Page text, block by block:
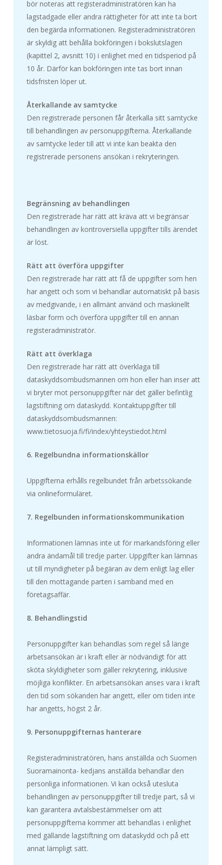
bör noteras att registeradministratören kan ha
lagstadgade eller andra rättigheter för att inte ta bort
den begärda informationen. Registeradministratören
är skyldig att behålla bokföringen i bokslutslagen
(kapittel 2, avsnitt 10) i enlighet med en tidsperiod på
10 år. Därför kan bokföringen inte tas bort innan
tidsfristen löper ut.
Återkallande av samtycke
Den registrerade personen får återkalla sitt samtycke
till behandlingen av personuppgifterna. Återkallande
av samtycke leder till att vi inte kan beakta den
registrerade personens ansökan i rekryteringen.
Begränsning av behandlingen
Den registrerade har rätt att kräva att vi begränsar
behandlingen av kontroversiella uppgifter tills ärendet
är löst.
Rätt att överföra uppgifter
Den registrerade har rätt att få de uppgifter som hen
har angett och som vi behandlar automatiskt på basis
av medgivande, i en allmänt använd och maskinellt
läsbar form och överföra uppgifter till en annan
registeradministratör.
Rätt att överklaga
Den registrerade har rätt att överklaga till
dataskyddsombudsmannen om hon eller han inser att
vi bryter mot personuppgifter när det gäller befintlig
lagstiftning om dataskydd. Kontaktuppgifter till
dataskyddsombudsmannen:
www.tietosuoja.fi/fi/index/yhteystiedot.html
6. Regelbundna informationskällor
Uppgifterna erhålls regelbundet från arbetssökande
via onlineformuläret.
7. Regelbunden informationskommunikation
Informationen lämnas inte ut för markandsföring eller
andra ändamål till tredje parter. Uppgifter kan lämnas
ut till myndigheter på begäran av dem enligt lag eller
till den mottagande parten i samband med en
företagsaffär.
8. Behandlingstid
Personuppgifter kan behandlas som regel så länge
arbetsansökan är i kraft eller är nödvändigt för att
sköta skyldigheter som gäller rekrytering, inklusive
möjliga konflikter. En arbetsansökan anses vara i kraft
den tid som sökanden har angett, eller om tiden inte
har angetts, högst 2 år.
9. Personuppgifternas hanterare
Registeradministratören, hans anställda och Suomen
Suoramainonta- kedjans anställda behandlar den
personliga informationen. Vi kan också utesluta
behandlingen av personuppgifter till tredje part, så vi
kan garantera avtalsbestämmelser om att
personuppgifterna kommer att behandlas i enlighet
med gällande lagstiftning om dataskydd och på ett
annat lämpligt sätt.